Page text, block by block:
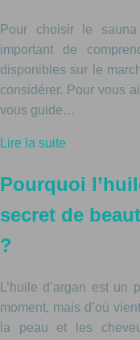
Pour choisir le
important de
disponibles sur le
considérer. Pour vous
vous guide…
Lire la suite
Pourquoi
secret de
?
L’huile d’argan est
moment, mais d’où
la peau et les